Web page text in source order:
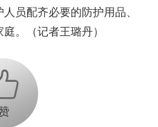
员配齐必要的防护用品、
。（记者王璐丹）
+1